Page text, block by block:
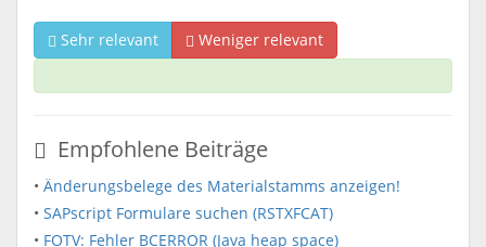
Sehr relevant Weniger relevant
Empfohlene Beiträge
• Änderungsbelege des Materialstamms anzeigen!
• SAPscript Formulare suchen (RSTXFCAT)
• FOTV: Fehler BCERROR (Java heap space)